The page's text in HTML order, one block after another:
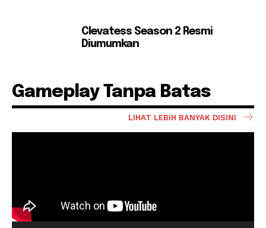
Clevatess Season 2 Resmi
Diumumkan
Gameplay Tanpa Batas
LIHAT LEBIH BANYAK DISINI